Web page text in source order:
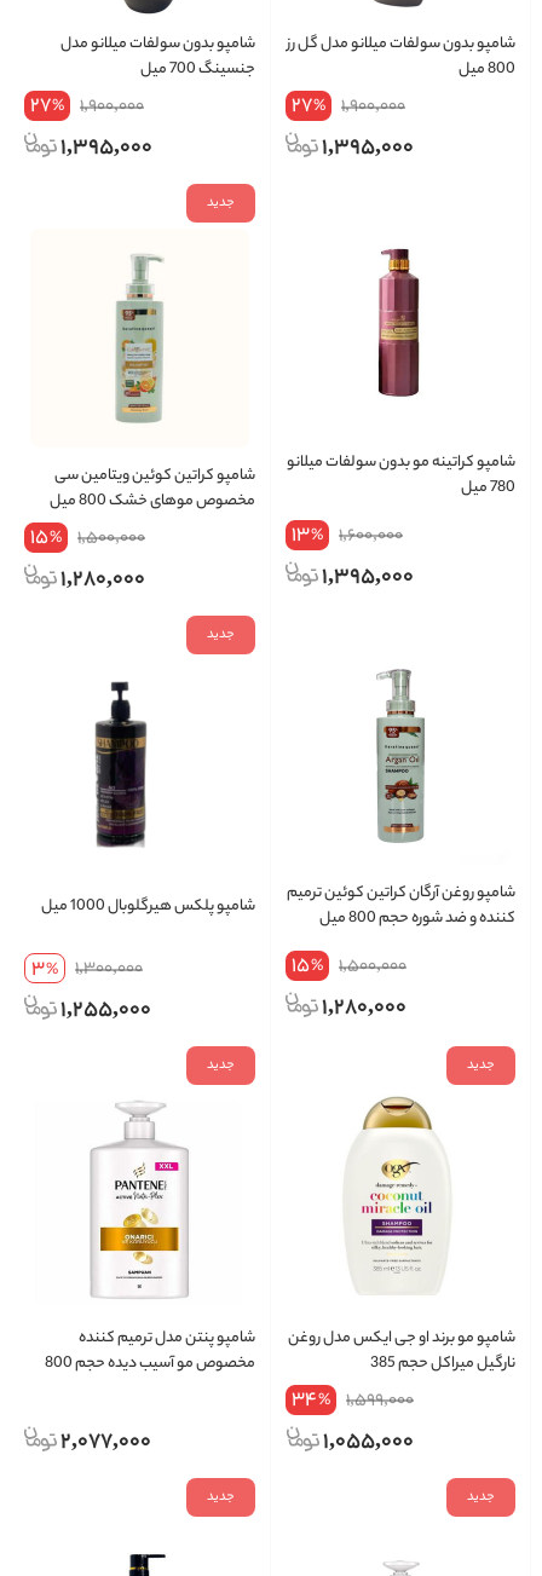
شامپو بدون سولفات میلانو مدل گل رز
800 میل
1,900,000
27%
1,395,000
شامپو بدون سولفات میلانو مدل
جنسینگ 700 میل
1,900,000
27%
1,395,000
شامپو کراتینه مو بدون سولفات میلانو
780 میل
1,600,000
13%
1,395,000
جدید
شامپو کراتین کوئین ویتامین سی
مخصوص موهای خشک 800 میل
1,500,000
15%
1,280,000
شامپو روغن آرگان کراتین کوئین ترمیم
کننده و ضد شوره حجم 800 میل
1,500,000
15%
1,280,000
جدید
شامپو پلکس هیرگلوبال 1000 میل
1,300,000
3%
1,255,000
جدید
شامپو مو برند او جی ایکس مدل روغن
نارگیل میراکل حجم 385
1,599,000
34%
1,055,000
جدید
شامپو پنتن مدل ترمیم کننده
مخصوص مو آسیب دیده حجم 800
2,077,000
جدید جدید